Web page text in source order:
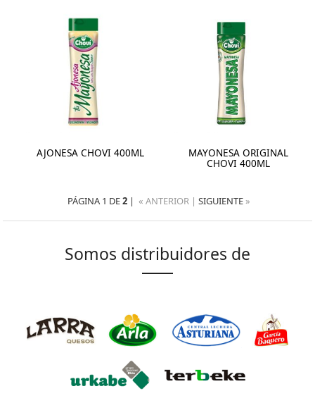
AJONESA CHOVI 400ML MAYONESA ORIGINAL
CHOVI 400ML
PÁGINA 1 DE2| « ANTERIOR | SIGUIENTE»
Somos distribuidores de